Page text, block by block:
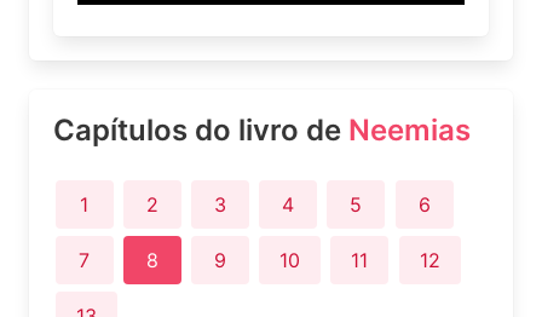
Capítulos do livro de Neemias
1 2 3 4 5 6
7 8 9 10 11 12